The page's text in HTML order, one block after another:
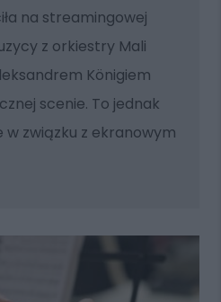
na streamingowej
z orkiestry Mali
Königiem
scenie. To jednak
w związku z ekranowym